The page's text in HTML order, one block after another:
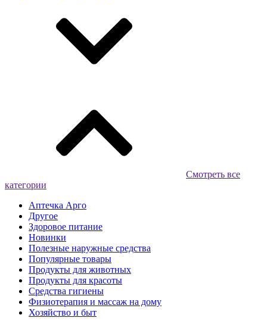
Смотреть все
категории
Аптечка Арго
Другое
Здоровое питание
Новинки
Полезные наружные средства
Популярные товары
Продукты для животных
Продукты для красоты
Средства гигиены
Физиотерапия и массаж на дому
Хозяйство и быт